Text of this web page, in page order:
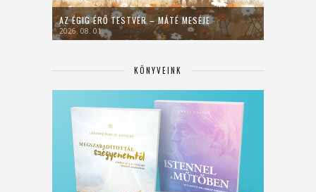
AZ ÉGIG ÉRŐ TESTVÉR – MÁTÉ MESÉJE
2026. 08. 01.
KÖNYVEINK